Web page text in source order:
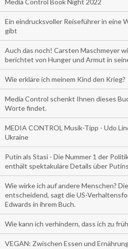
Ein eindrucksvoller Reiseführer in eine
gibt
Auch das noch! Carsten Maschmeyer
berichtet von Hunger und Armut in
Wie erkläre ich meinem Kind den Krieg?
Media Control schenkt Ihnen dieses
Worte findet.
MEDIA CONTROL Musik-Tipp - Udo
Ukraine
Putin als Stasi - Die Nummer 1 der
enthält spektakuläre Details über
Wie wirke ich auf andere Menschen?
entscheidend, sagt die US-
Edwards in ihrem Buch.
Wie kann ich verhindern, dass ich zu
VEGAN: Zwischen Essen und